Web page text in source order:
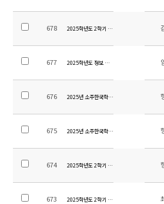
678 2025학년도 2학기 오케스트라 신입 단원 오
677 2025학년도 정보 시간강사 교원 초빙 재공고
676 2025년 소주한국학교 9,12학년 졸업여행 위
675 2025년 소주한국학교 9,12학년 졸업여행 위
674 2025학년도 2학기 통학차량 운행 감축 조정
673 2025학년도 2학기 중등 방과후학교 하교 차